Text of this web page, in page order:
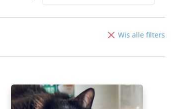
recent)
Wis alle filters